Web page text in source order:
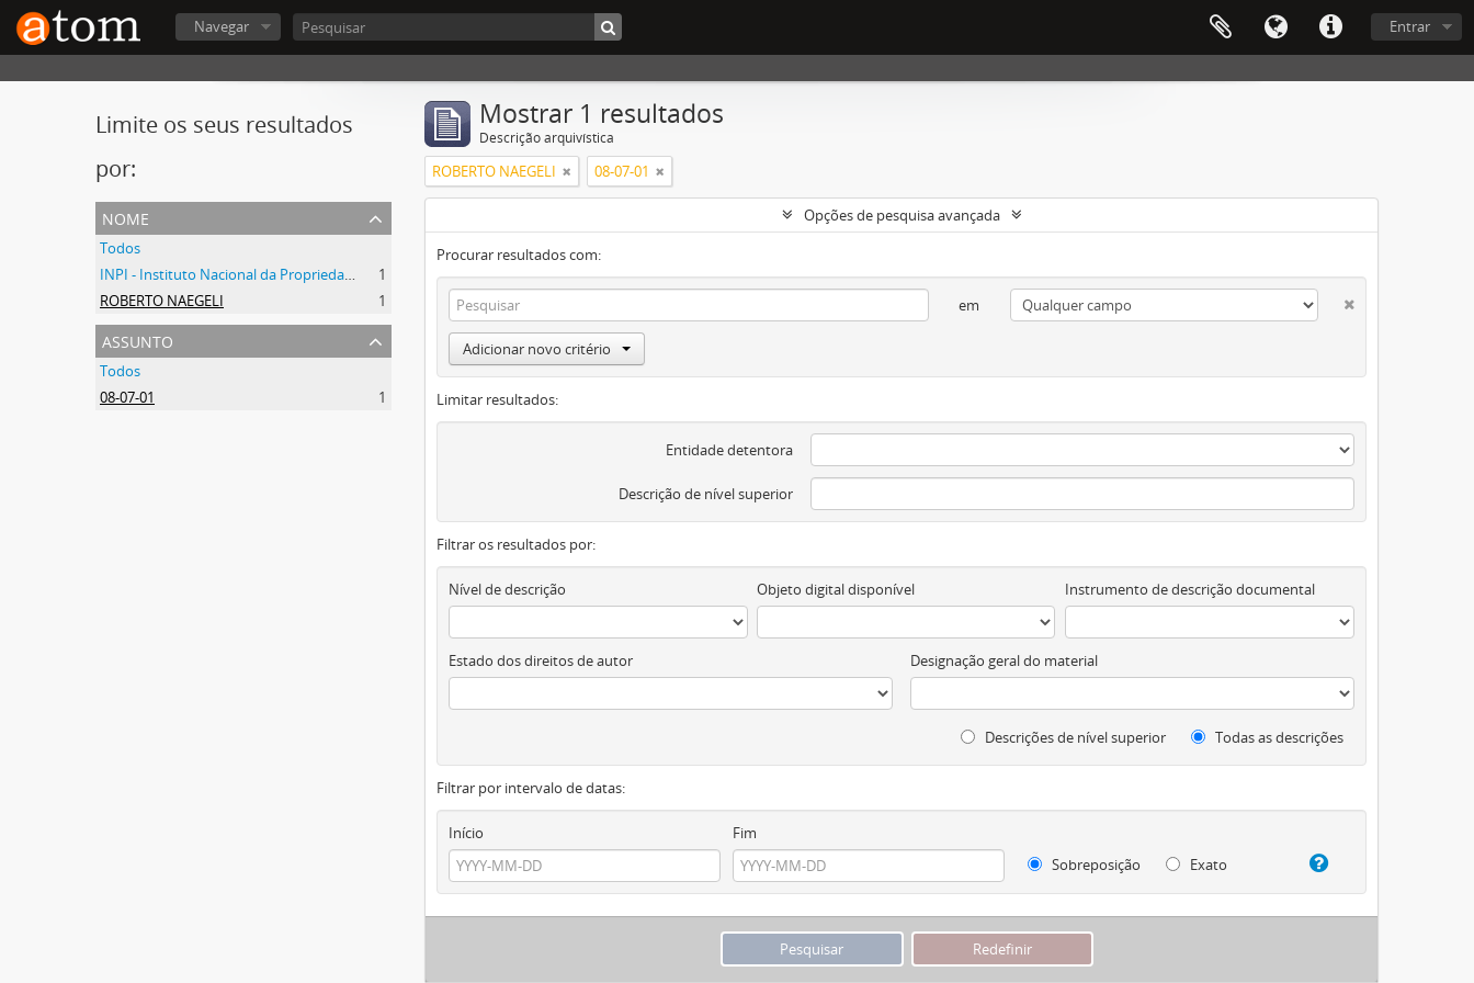
Entrar
Navegar
Limite os seus resultados
por:
nome
Todos
INPI - Instituto Nacional da Propriedade Industrial
1
ROBERTO NAEGELI
1
assunto
Todos
08-07-01
1
Mostrar 1 resultados
Descrição arquivística
ROBERTO NAEGELI 08-07-01
Opções de pesquisa avançada
Procurar resultados com:
em
Adicionar novo critério
Limitar resultados:
Entidade detentora
Descrição de nível superior
Filtrar os resultados por:
Nível de descrição Objeto digital disponível Instrumento de descrição documental
Estado dos direitos de autor Designação geral do material
Descrições de nível superior Todas as descrições
Filtrar por intervalo de datas:
Início
Fim
Sobreposição
Exato